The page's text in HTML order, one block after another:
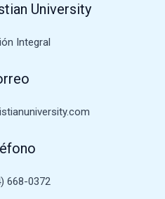
University
Integral
668-0372